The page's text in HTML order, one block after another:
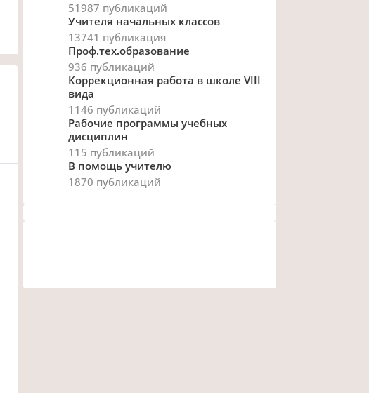
51987 публикаций
Учителя начальных классов
13741 публикация
Проф.тех.образование
936 публикаций
Коррекционная работа в школе VIII
вида
1146 публикаций
Рабочие программы учебных
дисциплин
115 публикаций
В помощь учителю
1870 публикаций